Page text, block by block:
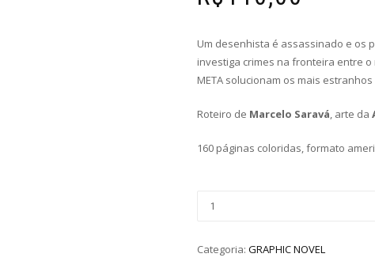
Um desenhista é assassinado e os
investiga crimes na fronteira entre
META solucionam os mais
Roteiro de Marcelo Saravá, arte da
160 páginas coloridas, formato
Categoria: GRAPHIC NOVEL